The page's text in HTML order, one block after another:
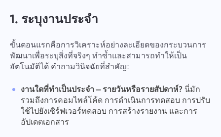
1. ระบุงานประจำ
ขั้นตอนแรกคือการวิเคราะห์อย่างละเอียดของกระบวนการ
พัฒนาเพื่อระบุสิ่งที่จริงๆ ทำซ้ำและสามารถทำให้เป็น
อัตโนมัติได้ คำถามวินิจฉัยที่สำคัญ:
งานใดที่ทำเป็นประจำ — รายวันหรือรายสัปดาห์? นี่มัก
รวมถึงการคอมไพล์โค้ด การดำเนินการทดสอบ การปรับ
ใช้ไปยังเซิร์ฟเวอร์ทดสอบ การสร้างรายงาน และการ
อัปเดตเอกสาร